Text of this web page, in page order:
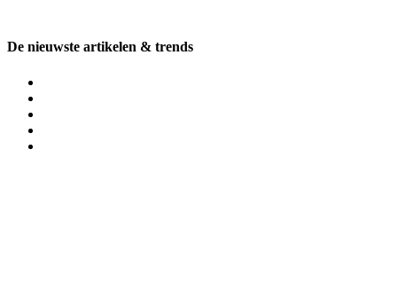
De nieuwste artikelen & trends